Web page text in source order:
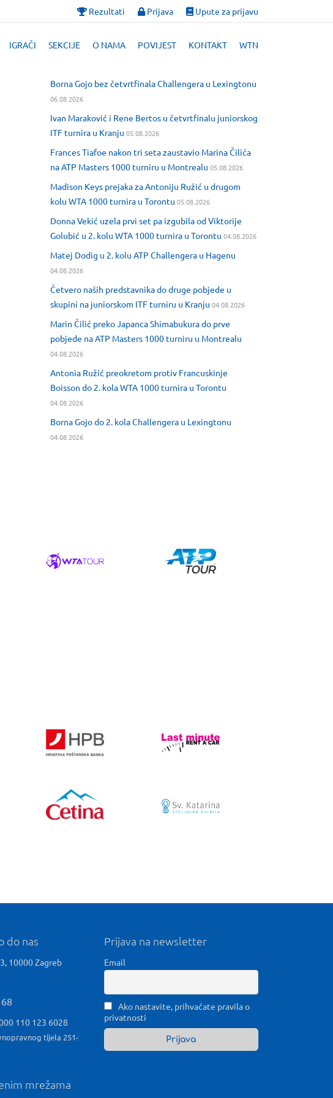
Rezultati Prijava Upute za prijavu
IGRAČI SEKCIJE O NAMA POVIJEST KONTAKT WTN
Borna Gojo bez četvrtfinala Challengera u Lexingtonu
06.08.2026
Ivan Maraković i Rene Bertos u četvrtfinalu juniorskog
ITF turnira u Kranju 05.08.2026
Frances Tiafoe nakon tri seta zaustavio Marina Čilića
na ATP Masters 1000 turniru u Montrealu 05.08.2026
Madison Keys prejaka za Antoniju Ružić u drugom
kolu WTA 1000 turnira u Torontu 05.08.2026
Donna Vekić uzela prvi set pa izgubila od Viktorije
Golubić u 2. kolu WTA 1000 turnira u Torontu 04.08.2026
Matej Dodig u 2. kolu ATP Challengera u Hagenu
04.08.2026
Četvero naših predstavnika do druge pobjede u
skupini na juniorskom ITF turniru u Kranju 04.08.2026
Marin Čilić preko Japanca Shimabukura do prve
pobjede na ATP Masters 1000 turniru u Montrealu
04.08.2026
Antonia Ružić preokretom protiv Francuskinje
Boisson do 2. kola WTA 1000 turnira u Torontu
04.08.2026
Borna Gojo do 2. kola Challengera u Lexingtonu
04.08.2026
do nas
10000 Zagreb
110 123 6028
tijela 251-
mrežama
Prijava na newsletter
Email
Ako nastavite, prihvaćate pravila o
privatnosti